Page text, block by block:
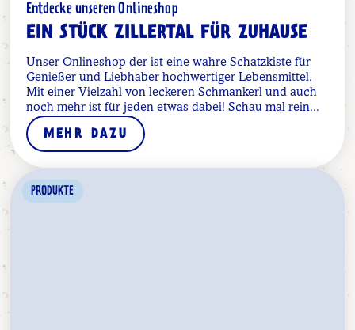
Entdecke unseren Onlineshop
EIN STÜCK ZILLERTAL FÜR ZUHAUSE
Unser Onlineshop der ist eine wahre Schatzkiste für
Genießer und Liebhaber hochwertiger Lebensmittel.
Mit einer Vielzahl von leckeren Schmankerl und auch
noch mehr ist für jeden etwas dabei! Schau mal rein...
MEHR DAZU
PRODUKTE